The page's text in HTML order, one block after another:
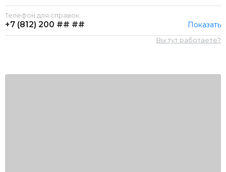
Телефон для справок:
+7 (812) 200 ## ## Показать
Вы тут работаете?